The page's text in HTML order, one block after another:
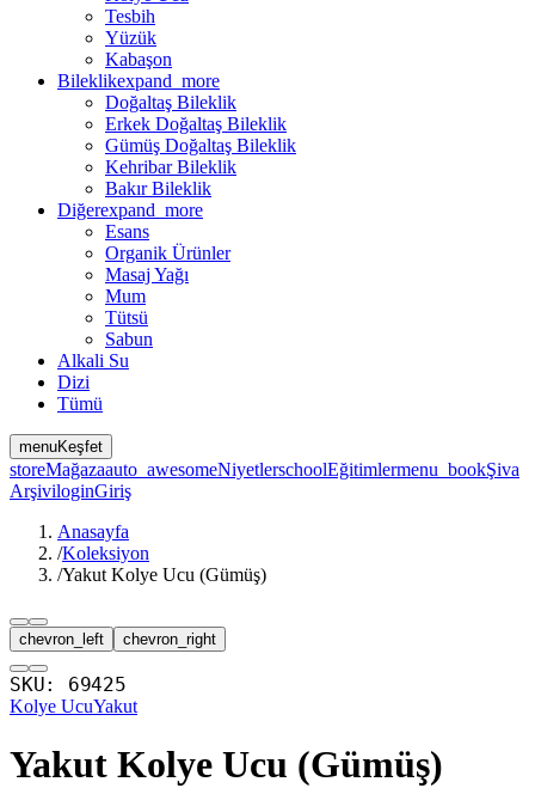
Tesbih
Yüzük
Kabaşon
Bileklikexpand_more
Doğaltaş Bileklik
Erkek Doğaltaş Bileklik
Gümüş Doğaltaş Bileklik
Kehribar Bileklik
Bakır Bileklik
Diğerexpand_more
Esans
Organik Ürünler
Masaj Yağı
Mum
Tütsü
Sabun
Alkali Su
Dizi
Tümü
menuKeşfet
storeMağazaauto_awesomeNiyetlerschoolEğitimlermenu_bookŞiva
ArşiviloginGiriş
Anasayfa
/Koleksiyon
/Yakut Kolye Ucu (Gümüş)
chevron_left chevron_right
SKU: 69425
Kolye UcuYakut
Yakut Kolye Ucu (Gümüş)